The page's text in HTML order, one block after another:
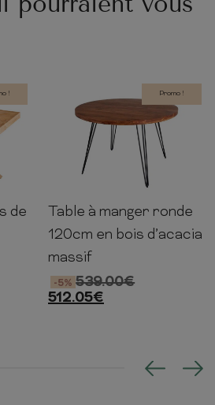
!
de
Promo !
76cm 120cm 120cm
Table à manger ronde
120cm en bois d’acacia
massif
539.00€
-5%
512.05€